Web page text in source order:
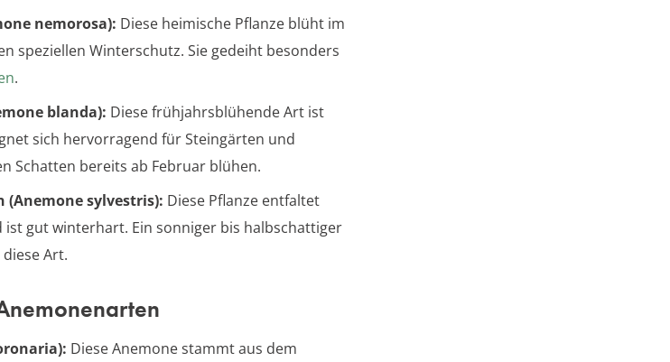
nemorosa): Diese heimische Pflanze blüht im
speziellen Winterschutz. Sie gedeiht besonders
.
blanda): Diese frühjahrsblühende Art ist
sich hervorragend für Steingärten und
Schatten bereits ab Februar blühen.
(Anemone sylvestris): Diese Pflanze entfaltet
gut winterhart. Ein sonniger bis halbschattiger
Art.
Diese Anemone stammt aus dem